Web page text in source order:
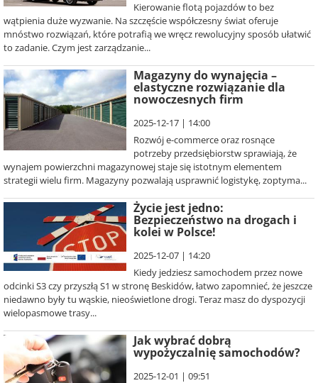
Kierowanie flotą pojazdów to bez
wątpienia duże wyzwanie. Na szczęście współczesny świat oferuje
mnóstwo rozwiązań, które potrafią we wręcz rewolucyjny sposób ułatwić
to zadanie. Czym jest zarządzanie...
Magazyny do wynajęcia –
elastyczne rozwiązanie dla
nowoczesnych firm
2025-12-17 | 14:00
Rozwój e-commerce oraz rosnące
potrzeby przedsiębiorstw sprawiają, że
wynajem powierzchni magazynowej staje się istotnym elementem
strategii wielu firm. Magazyny pozwalają usprawnić logistykę, zoptyma...
Życie jest jedno:
Bezpieczeństwo na drogach i
kolei w Polsce!
2025-12-07 | 14:20
Kiedy jedziesz samochodem przez nowe
odcinki S3 czy przyszłą S1 w stronę Beskidów, łatwo zapomnieć, że jeszcze
niedawno były tu wąskie, nieoświetlone drogi. Teraz masz do dyspozycji
wielopasmowe trasy...
Jak wybrać dobrą
wypożyczalnię samochodów?
2025-12-01 | 09:51